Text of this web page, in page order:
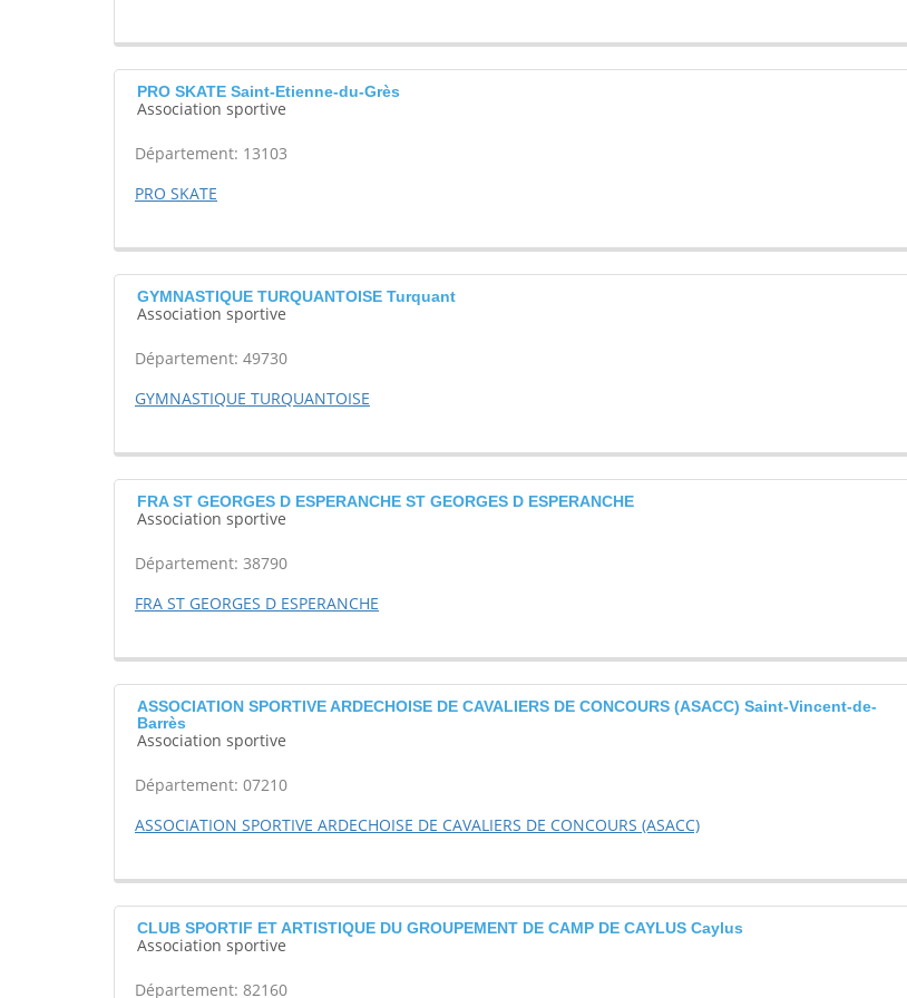
PRO SKATE Saint-Etienne-du-Grès
Association sportive
Département: 13103
PRO SKATE
GYMNASTIQUE TURQUANTOISE Turquant
Association sportive
Département: 49730
GYMNASTIQUE TURQUANTOISE
FRA ST GEORGES D ESPERANCHE ST GEORGES D ESPERANCHE
Association sportive
Département: 38790
FRA ST GEORGES D ESPERANCHE
ASSOCIATION SPORTIVE ARDECHOISE DE CAVALIERS DE CONCOURS (ASACC) Saint-Vincent-de-
Barrès
Association sportive
Département: 07210
ASSOCIATION SPORTIVE ARDECHOISE DE CAVALIERS DE CONCOURS (ASACC)
CLUB SPORTIF ET ARTISTIQUE DU GROUPEMENT DE CAMP DE CAYLUS Caylus
Association sportive
Département: 82160